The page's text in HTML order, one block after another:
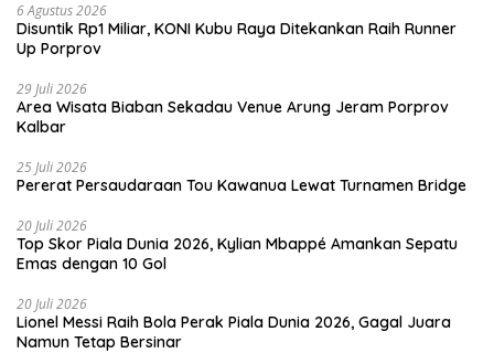
6 Agustus 2026
Disuntik Rp1 Miliar, KONI Kubu Raya Ditekankan Raih Runner
Up Porprov
29 Juli 2026
Area Wisata Biaban Sekadau Venue Arung Jeram Porprov
Kalbar
25 Juli 2026
Pererat Persaudaraan Tou Kawanua Lewat Turnamen Bridge
20 Juli 2026
Top Skor Piala Dunia 2026, Kylian Mbappé Amankan Sepatu
Emas dengan 10 Gol
20 Juli 2026
Lionel Messi Raih Bola Perak Piala Dunia 2026, Gagal Juara
Namun Tetap Bersinar